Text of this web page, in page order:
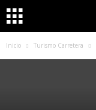
Inicio Turismo Carretera